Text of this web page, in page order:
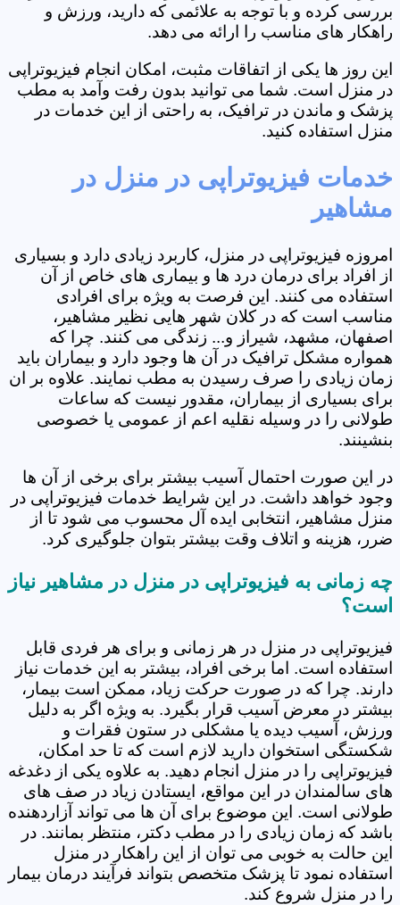
بررسی کرده و با توجه به علائمی که دارید، ورزش و
راهکار های مناسب را ارائه می دهد.
این روز ها یکی از اتفاقات مثبت، امکان انجام فیزیوتراپی
در منزل است. شما می توانید بدون رفت وآمد به مطب
پزشک و ماندن در ترافیک، به راحتی از این خدمات در
منزل استفاده کنید.
خدمات فیزیوتراپی در منزل در
مشاهیر
امروزه فیزیوتراپی در منزل، کاربرد زیادی دارد و بسیاری
از افراد برای درمان درد ها و بیماری های خاص از آن
استفاده می کنند. این فرصت به ویژه برای افرادی
مناسب است که در کلان شهر هایی نظیر مشاهیر،
اصفهان، مشهد، شیراز و... زندگی می کنند. چرا که
همواره مشکل ترافیک در آن ها وجود دارد و بیماران باید
زمان زیادی را صرف رسیدن به مطب نمایند. علاوه بر ان
برای بسیاری از بیماران، مقدور نیست که ساعات
طولانی را در وسیله نقلیه اعم از عمومی یا خصوصی
بنشینند.
در این صورت احتمال آسیب بیشتر برای برخی از آن ها
وجود خواهد داشت. در این شرایط خدمات فیزیوتراپی در
منزل مشاهیر، انتخابی ایده آل محسوب می شود تا از
ضرر، هزینه و اتلاف وقت بیشتر بتوان جلوگیری کرد.
چه زمانی به فیزیوتراپی در منزل در مشاهیر نیاز
است؟
فیزیوتراپی در منزل در هر زمانی و برای هر فردی قابل
استفاده است. اما برخی افراد، بیشتر به این خدمات نیاز
دارند. چرا که در صورت حرکت زیاد، ممکن است بیمار،
بیشتر در معرض آسیب قرار بگیرد. به ویژه اگر به دلیل
ورزش، آسیب دیده یا مشکلی در ستون فقرات و
شکستگی استخوان دارید لازم است که تا حد امکان،
فیزیوتراپی را در منزل انجام دهید. به علاوه یکی از دغدغه
های سالمندان در این مواقع، ایستادن زیاد در صف های
طولانی است. این موضوع برای آن ها می تواند آزاردهنده
باشد که زمان زیادی را در مطب دکتر، منتظر بمانند. در
این حالت به خوبی می توان از این راهکار در منزل
استفاده نمود تا پزشک متخصص بتواند فرآیند درمان بیمار
را در منزل شروع کند.